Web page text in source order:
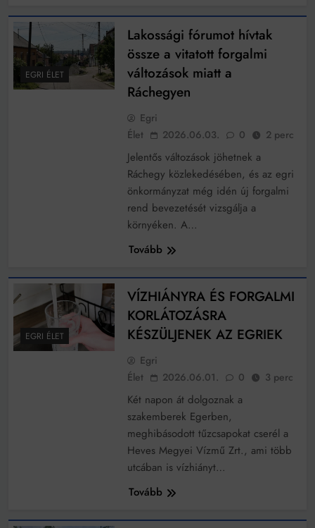
EGRI ÉLET
Lakossági fórumot hívtak
össze a vitatott forgalmi
változások miatt a
Ráchegyen
Egri
Élet
2026.06.03. 0 2 perc
Jelentős változások jöhetnek a
Ráchegy közlekedésében, és az egri
önkormányzat még idén új forgalmi
rend bevezetését vizsgálja a
környéken. A…
Tovább
EGRI ÉLET
VÍZHIÁNYRA ÉS FORGALMI
KORLÁTOZÁSRA
KÉSZÜLJENEK AZ EGRIEK
Egri
Élet
2026.06.01. 0 3 perc
Két napon át dolgoznak a
szakemberek Egerben,
meghibásodott tűzcsapokat cserél a
Heves Megyei Vízmű Zrt., ami több
utcában is vízhiányt…
Tovább